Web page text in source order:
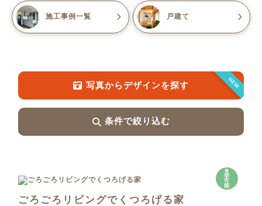
施工事例一覧 戸建て
NEW
写真からデザインを探す
条件で絞り込む
見
学
可
能
ごろごろリビングでくつろげる家